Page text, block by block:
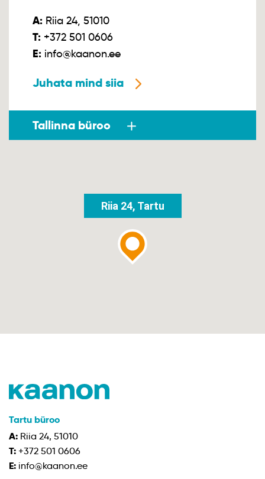
A: Riia 24, 51010
T: +372 501 0606
E: info@kaanon.ee
Juhata mind siia
Tallinna büroo
Riia 24, Tartu
Tartu büroo
A: Riia 24, 51010
T: +372 501 0606
E: info@kaanon.ee